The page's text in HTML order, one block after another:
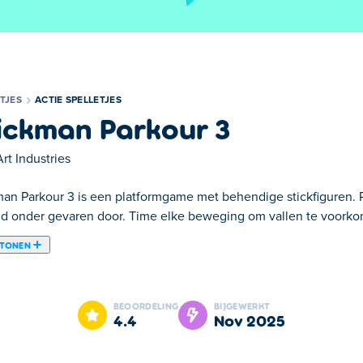
ACTIE SPELLETJES
Parkour 3
Industries
Parkour 3 is een platformgame met behendige stickfiguren.
onder gevaren door. Time elke beweging om vallen te
voor een spannend avontuur in de wereld van
je score te verhogen. Wil je je vrienden uitdagen? Voer de
is. Of werk samen in de coöpmodus om samen
BEOORDELING
4.4
BIJGEWERKT
nov 2025